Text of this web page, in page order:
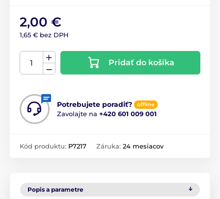
2,00 €
1,65 € bez DPH
Pridať do košíka
Potrebujete poradiť? offline
Zavolajte na +420 601 009 001
Kód produktu: P7217 Záruka: 24 mesiacov
Popis a parametre